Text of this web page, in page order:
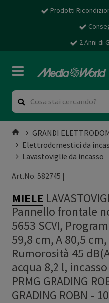
Prodotti
2 Anni di
GRANDI
Elettrodomestici da
Lavastoviglie da incasso
Art.No. 582745 |
MIELE
Pannello frontale
5653 SCVI,
59,8 cm, A 80,5
Rumorosità 45
acqua 8,2 l,
PRMG GRADING
GRADING ROBN -